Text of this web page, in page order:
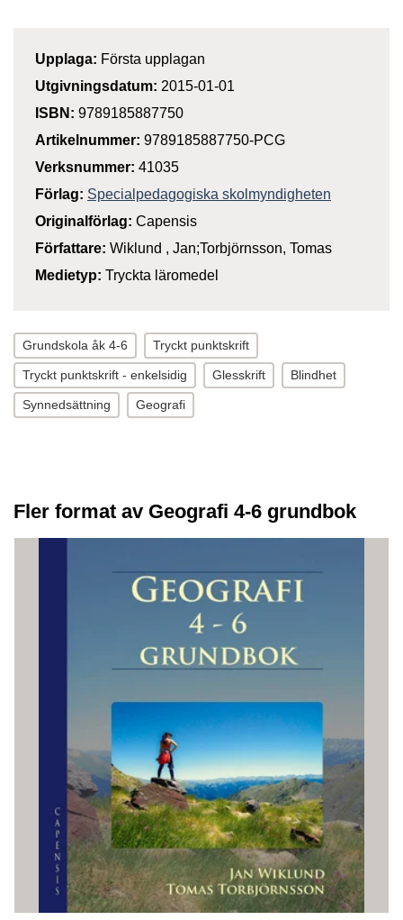
Upplaga: Första upplagan
Utgivningsdatum: 2015-01-01
ISBN: 9789185887750
Artikelnummer: 9789185887750-PCG
Verksnummer: 41035
Förlag: Specialpedagogiska skolmyndigheten
Originalförlag: Capensis
Författare: Wiklund , Jan;Torbjörnsson, Tomas
Medietyp: Tryckta läromedel
Grundskola åk 4-6 Tryckt punktskrift
Tryckt punktskrift - enkelsidig Glesskrift Blindhet
Synnedsättning Geografi
Fler format av Geografi 4-6 grundbok